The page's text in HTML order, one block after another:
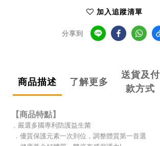
加入追蹤清單
分享到
商品描述 了解更多
送貨及付
款方式
【商品特點】
．嚴選多國專利防護益生菌
．優質保護元素一次到位，調整體質第一首選